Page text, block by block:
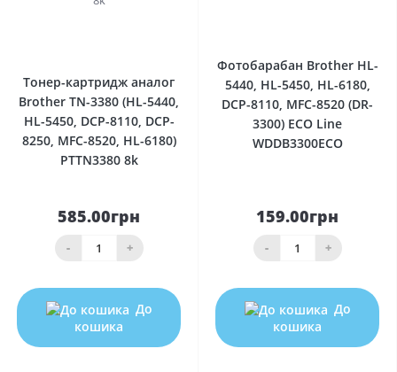
Тонер-картридж аналог
Brother TN-3380 (HL-5440,
HL-5450, DCP-8110, DCP-
8250, MFC-8520, HL-6180)
PTTN3380 8k
585.00грн
- +
До
кошика
Фотобарабан Brother HL-
5440, HL-5450, HL-6180,
DCP-8110, MFC-8520 (DR-
3300) ECO Line
WDDB3300ECO
159.00грн
- +
До
кошика